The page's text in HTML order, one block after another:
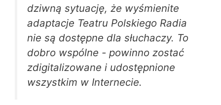
dziwną sytuację, że wyśmienite
adaptacje Teatru Polskiego Radia
nie są dostępne dla słuchaczy. To
dobro wspólne - powinno zostać
zdigitalizowane i udostępnione
wszystkim w Internecie.